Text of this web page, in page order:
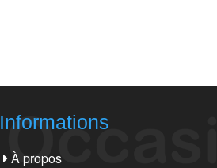
Informations
À propos